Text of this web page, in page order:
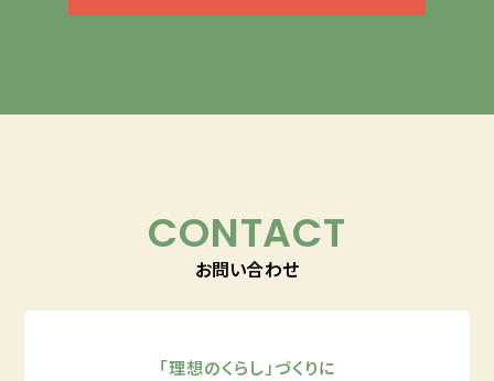
CONTACT
お問い合わせ
「理想のくらし」づくりに